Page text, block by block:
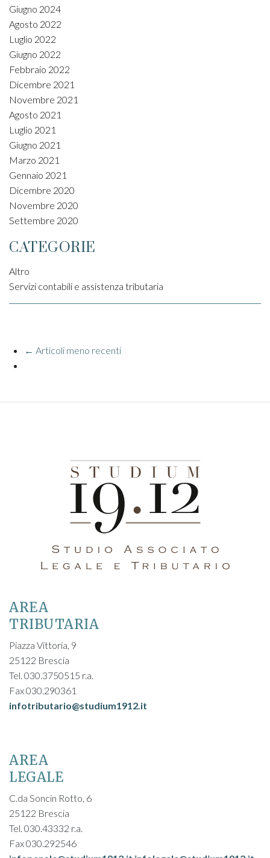
Giugno 2024
Agosto 2022
Luglio 2022
Giugno 2022
Febbraio 2022
Dicembre 2021
Novembre 2021
Agosto 2021
Luglio 2021
Giugno 2021
Marzo 2021
Gennaio 2021
Dicembre 2020
Novembre 2020
Settembre 2020
CATEGORIE
Altro
Servizi contabili e assistenza tributaria
← Articoli meno recenti
AREA
TRIBUTARIA
Piazza Vittoria, 9
25122 Brescia
Tel. 030.3750515 r.a.
Fax 030.290361
infotributario@studium1912.it
AREA
LEGALE
C.da Soncin Rotto, 6
25122 Brescia
Tel. 030.43332 r.a.
Fax 030.292546